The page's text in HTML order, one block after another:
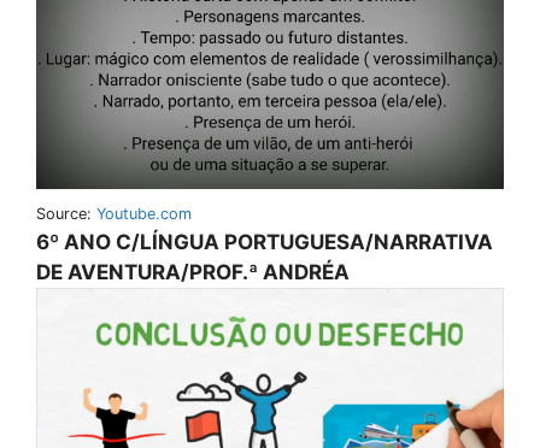
Source: Youtube.com
6º ANO C/LÍNGUA PORTUGUESA/NARRATIVA
DE AVENTURA/PROF.ª ANDRÉA